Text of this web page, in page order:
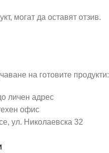
могат да оставят отзив.
на готовите продукти:
личен адрес
офис
ул. Николаевска 32